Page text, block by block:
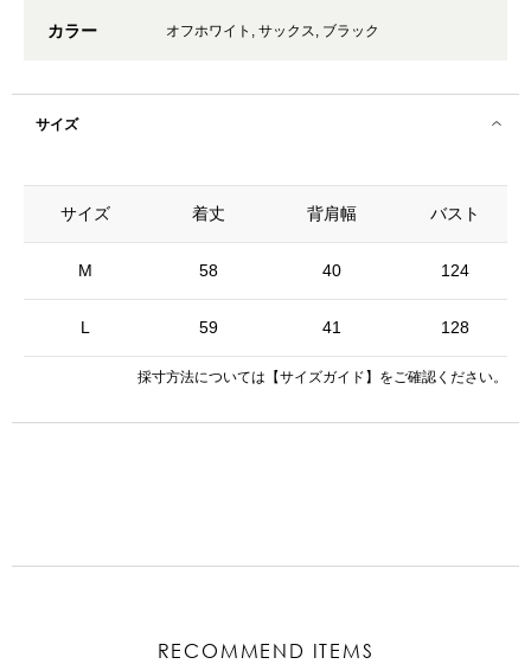
カラー オフホワイト, サックス, ブラック
サイズ
サイズ
M
L
着丈 背肩幅 バスト
58 40 124
59 41 128
採寸方法については 【サイズガイド】 をご確認ください。
RECOMMEND ITEMS